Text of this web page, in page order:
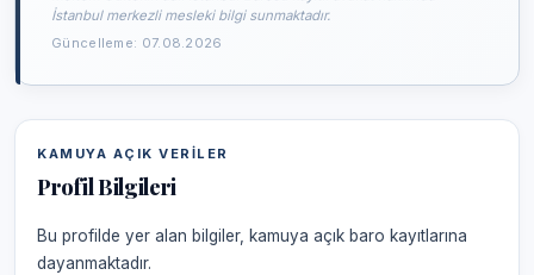
İstanbul merkezli mesleki bilgi sunmaktadır.
Güncelleme: 07.08.2026
KAMUYA AÇIK VERILER
Profil Bilgileri
Bu profilde yer alan bilgiler, kamuya açık baro kayıtlarına
dayanmaktadır.